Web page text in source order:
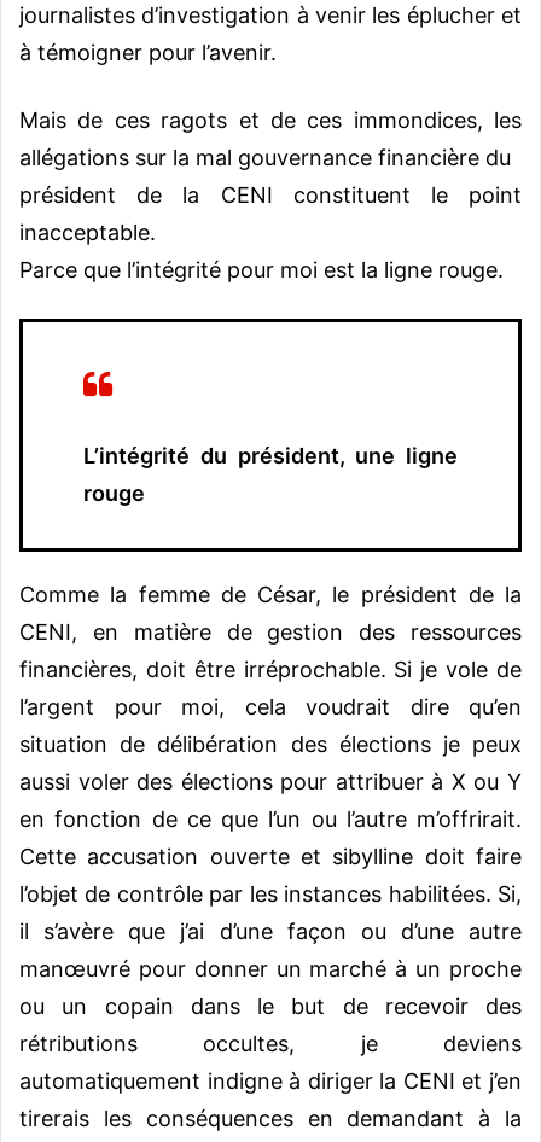
journalistes d’investigation à venir les éplucher et
à témoigner pour l’avenir.
Mais de ces ragots et de ces immondices, les
allégations sur la mal gouvernance financière du
président de la CENI constituent le point
inacceptable.
Parce que l’intégrité pour moi est la ligne rouge.
L’intégrité du président, une ligne
rouge
Comme la femme de César, le président de la
CENI, en matière de gestion des ressources
financières, doit être irréprochable. Si je vole de
l’argent pour moi, cela voudrait dire qu’en
situation de délibération des élections je peux
aussi voler des élections pour attribuer à X ou Y
en fonction de ce que l’un ou l’autre m’offrirait.
Cette accusation ouverte et sibylline doit faire
l’objet de contrôle par les instances habilitées. Si,
il s’avère que j’ai d’une façon ou d’une autre
manœuvré pour donner un marché à un proche
ou un copain dans le but de recevoir des
rétributions occultes, je deviens
automatiquement indigne à diriger la CENI et j’en
tirerais les conséquences en demandant à la